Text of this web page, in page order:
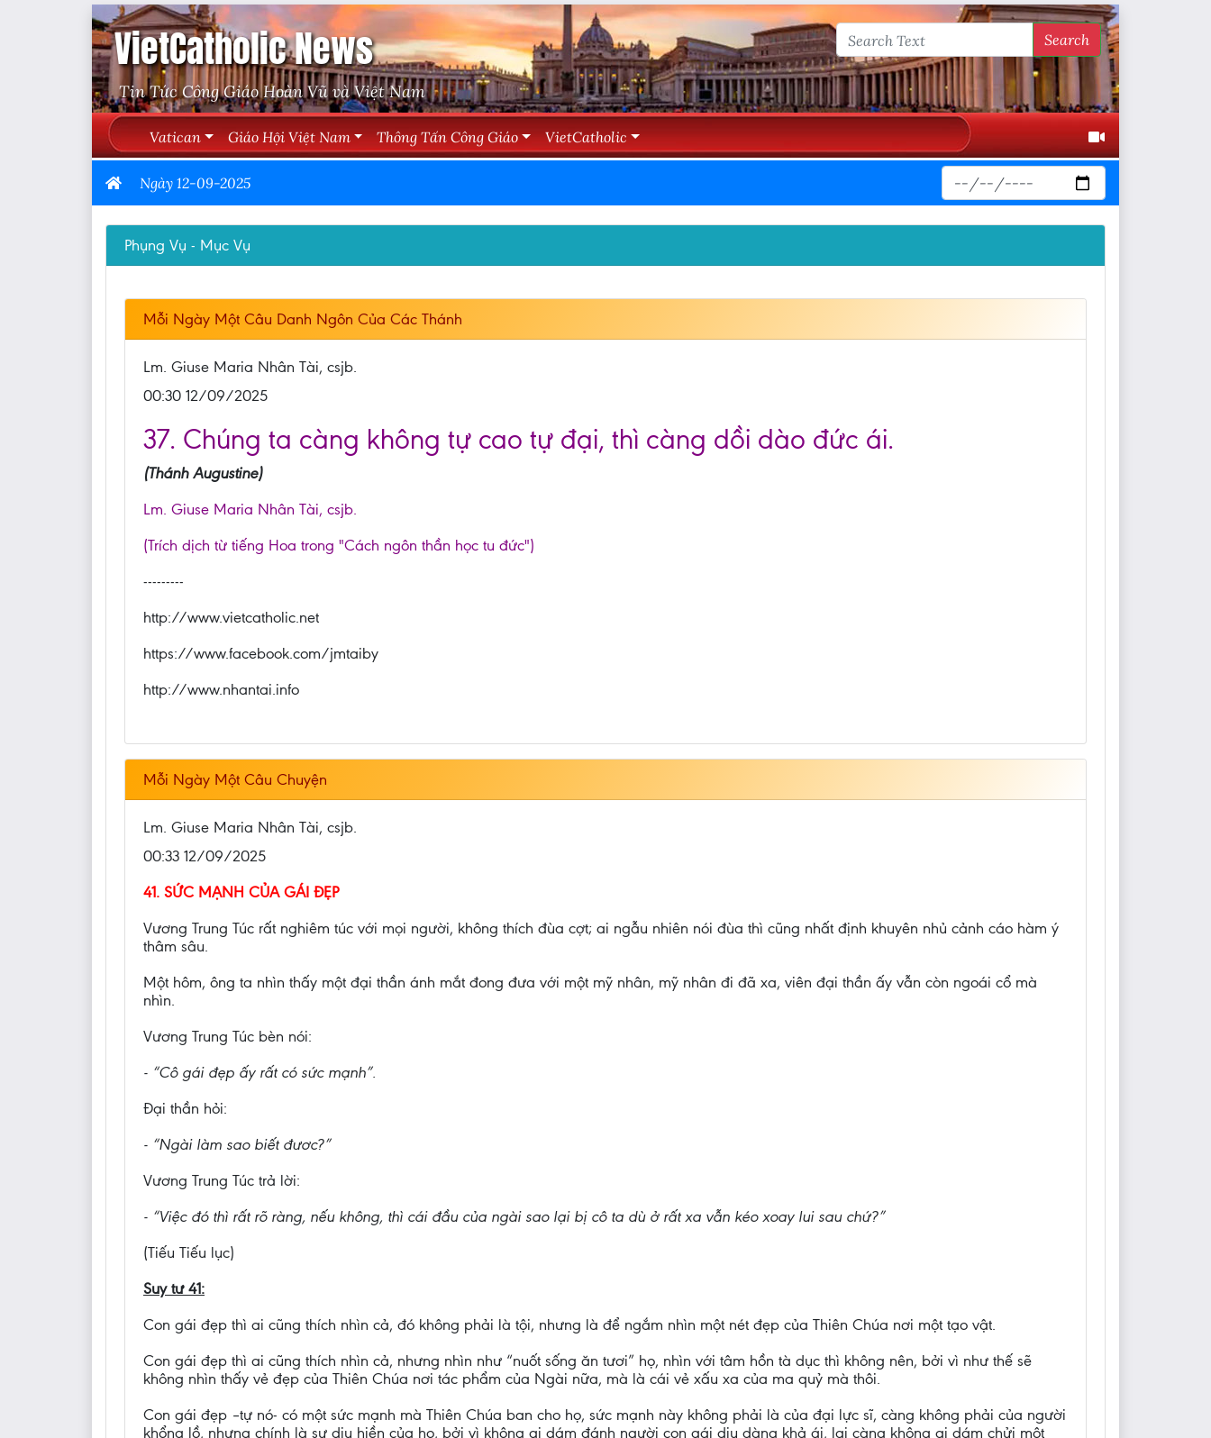
VietCatholic News
Tin Tức Công Giáo Hoàn Vũ và Việt Nam
Search
Vatican Giáo Hội Việt Nam Thông Tấn Công Giáo VietCatholic
Ngày 12-09-2025
Phụng Vụ - Mục Vụ
Mỗi Ngày Một Câu Danh Ngôn Của Các Thánh
Lm. Giuse Maria Nhân Tài, csjb.
00:30 12/09/2025
37. Chúng ta càng không tự cao tự đại, thì càng dồi dào đức ái.
(Thánh Augustine)
Lm. Giuse Maria Nhân Tài, csjb.
(Trích dịch từ tiếng Hoa trong "Cách ngôn thần học tu đức")
---------
http://www.vietcatholic.net
https://www.facebook.com/jmtaiby
http://www.nhantai.info
Mỗi Ngày Một Câu Chuyện
Lm. Giuse Maria Nhân Tài, csjb.
00:33 12/09/2025
41. SỨC MẠNH CỦA GÁI ĐẸP
Vương Trung Túc rất nghiêm túc với mọi người, không thích đùa cợt; ai ngẫu nhiên nói đùa thì cũng nhất định khuyên nhủ cảnh cáo hàm ý
thâm sâu.
Một hôm, ông ta nhìn thấy một đại thần ánh mắt đong đưa với một mỹ nhân, mỹ nhân đi đã xa, viên đại thần ấy vẫn còn ngoái cổ mà
nhìn.
Vương Trung Túc bèn nói:
- “Cô gái đẹp ấy rất có sức mạnh”.
Đại thần hỏi:
- “Ngài làm sao biết đươc?”
Vương Trung Túc trả lời:
- “Việc đó thì rất rõ ràng, nếu không, thì cái đầu của ngài sao lại bị cô ta dù ở rất xa vẫn kéo xoay lui sau chứ?”
(Tiếu Tiếu lục)
Suy tư 41:
Con gái đẹp thì ai cũng thích nhìn cả, đó không phải là tội, nhưng là để ngắm nhìn một nét đẹp của Thiên Chúa nơi một tạo vật.
Con gái đẹp thì ai cũng thích nhìn cả, nhưng nhìn như “nuốt sống ăn tươi” họ, nhìn với tâm hồn tà dục thì không nên, bởi vì như thế sẽ
không nhìn thấy vẻ đẹp của Thiên Chúa nơi tác phẩm của Ngài nữa, mà là cái vẻ xấu xa của ma quỷ mà thôi.
Con gái đẹp –tự nó- có một sức mạnh mà Thiên Chúa ban cho họ, sức mạnh này không phải là của đại lực sĩ, càng không phải của người
khổng lồ, nhưng chính là sự dịu hiền của họ, bởi vì không ai dám đánh người con gái dịu dàng khả ái, lại càng không ai dám chửi một